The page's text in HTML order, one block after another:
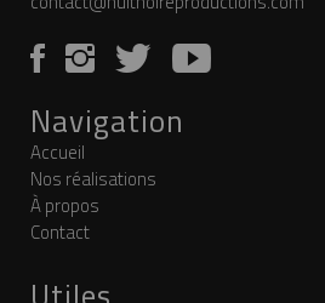
Navigation
Accueil
Nos réalisations
À propos
Contact